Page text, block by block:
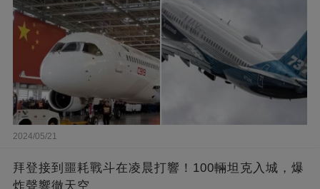
2024/05/21
拜登接到噩耗戰斗在凌晨打響！100輛坦克入城，爆
炸聲響徹天空